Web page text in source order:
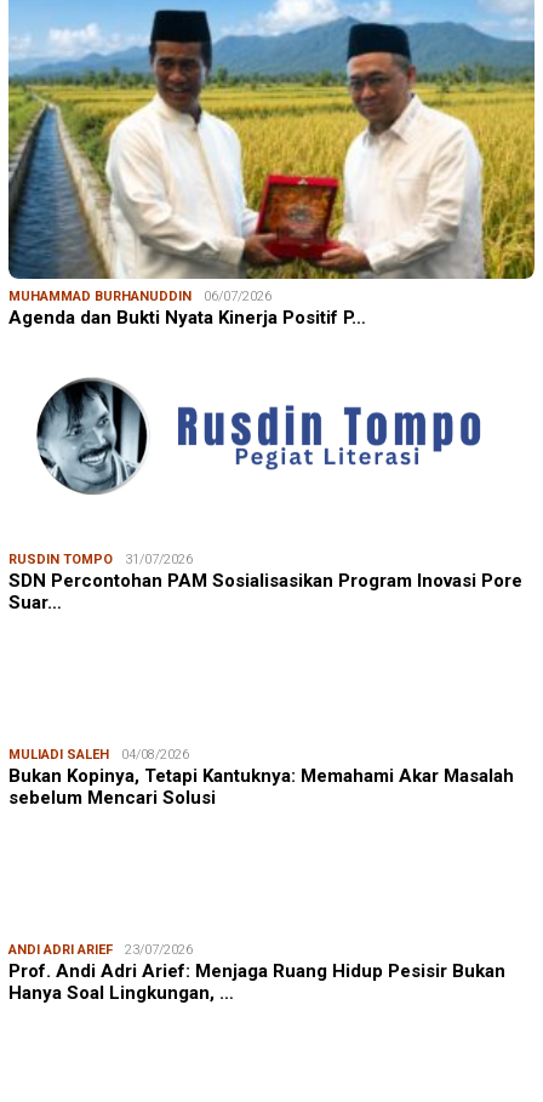
MUHAMMAD BURHANUDDIN 06/07/2026
Agenda dan Bukti Nyata Kinerja Positif P…
RUSDIN TOMPO 31/07/2026
SDN Percontohan PAM Sosialisasikan Program Inovasi Pore
Suar…
MULIADI SALEH 04/08/2026
Bukan Kopinya, Tetapi Kantuknya: Memahami Akar Masalah
sebelum Mencari Solusi
ANDI ADRI ARIEF 23/07/2026
Prof. Andi Adri Arief: Menjaga Ruang Hidup Pesisir Bukan
Hanya Soal Lingkungan, …